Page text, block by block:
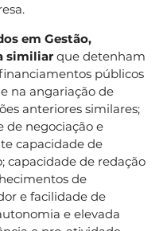
em Gestão,
similiar que detenham
públicos
na angariação de
anteriores similares;
de negociação e
capacidade de
capacidade de redação
de
e facilidade de
e elevada